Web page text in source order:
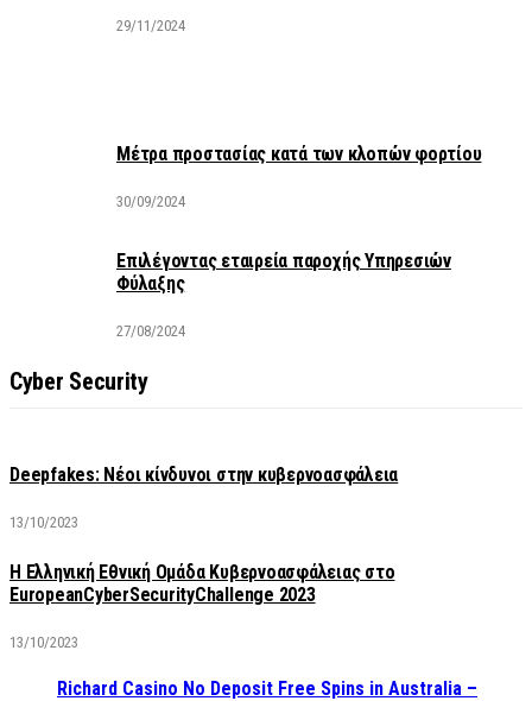
29/11/2024
Μέτρα προστασίας κατά των κλοπών φορτίου
30/09/2024
Επιλέγοντας εταιρεία παροχής Υπηρεσιών
Φύλαξης
27/08/2024
Cyber Security
Deepfakes: Νέοι κίνδυνοι στην κυβερνοασφάλεια
13/10/2023
Η Ελληνική Εθνική Ομάδα Κυβερνοασφάλειας στο
EuropeanCyberSecurityChallenge 2023
13/10/2023
Richard Casino No Deposit Free Spins in Australia –